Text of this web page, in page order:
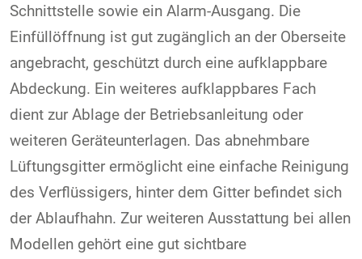
Schnittstelle sowie ein Alarm-Ausgang. Die
Einfüllöffnung ist gut zugänglich an der Oberseite
angebracht, geschützt durch eine aufklappbare
Abdeckung. Ein weiteres aufklappbares Fach
dient zur Ablage der Betriebsanleitung oder
weiteren Geräteunterlagen. Das abnehmbare
Lüftungsgitter ermöglicht eine einfache Reinigung
des Verflüssigers, hinter dem Gitter befindet sich
der Ablaufhahn. Zur weiteren Ausstattung bei allen
Modellen gehört eine gut sichtbare